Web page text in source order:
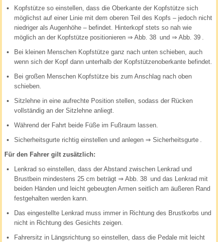
Kopfstütze so einstellen, dass die Oberkante der Kopfstütze sich
möglichst auf einer Linie mit dem oberen Teil des Kopfs – jedoch nicht
niedriger als Augenhöhe – befindet. Hinterkopf stets so nah wie
möglich an der Kopfstütze positionieren ⇒ Abb. 38 und ⇒ Abb. 39 .
Bei kleinen Menschen Kopfstütze ganz nach unten schieben, auch
wenn sich der Kopf dann unterhalb der Kopfstützenoberkante befindet.
Bei großen Menschen Kopfstütze bis zum Anschlag nach oben
schieben.
Sitzlehne in eine aufrechte Position stellen, sodass der Rücken
vollständig an der Sitzlehne anliegt.
Während der Fahrt beide Füße im Fußraum lassen.
Sicherheitsgurte richtig einstellen und anlegen ⇒ Sicherheitsgurte .
Für den Fahrer gilt zusätzlich:
Lenkrad so einstellen, dass der Abstand zwischen Lenkrad und
Brustbein mindestens 25 cm beträgt ⇒ Abb. 38 und das Lenkrad mit
beiden Händen und leicht gebeugten Armen seitlich am äußeren Rand
festgehalten werden kann.
Das eingestellte Lenkrad muss immer in Richtung des Brustkorbs und
nicht in Richtung des Gesichts zeigen.
Fahrersitz in Längsrichtung so einstellen, dass die Pedale mit leicht